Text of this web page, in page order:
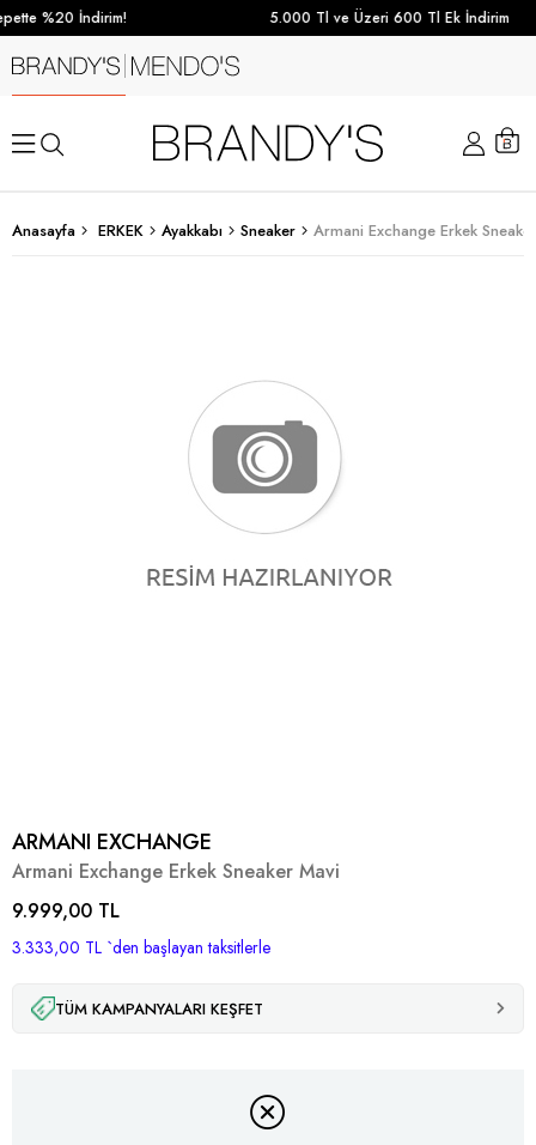
%20 İndirim! 5.000 Tl ve Üzeri 600 Tl Ek İndirim
Anasayfa ERKEK Ayakkabı Sneaker Armani Exchange Erkek
ARMANI EXCHANGE
Armani Exchange Erkek Sneaker Mavi
9.999,00 TL
3.333,00 TL `den başlayan taksitlerle
TÜM KAMPANYALARI KEŞFET